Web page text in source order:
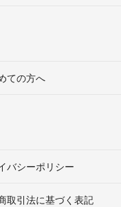
ての方へ
バシーポリシー
取引法に基づく表記